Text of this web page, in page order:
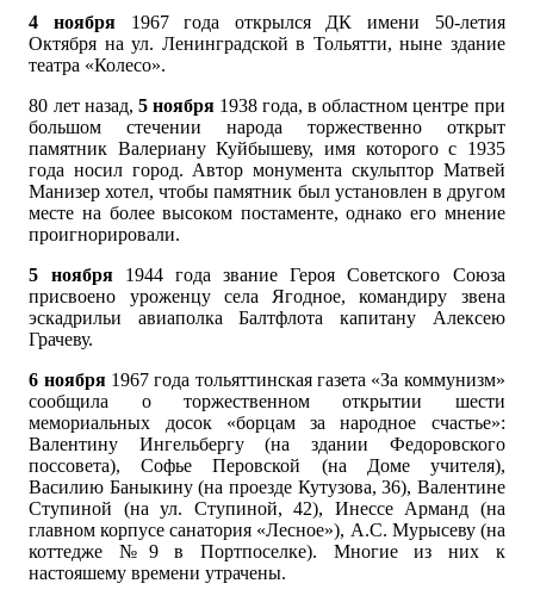
4 ноября 1967 года открылся ДК имени 50-летия
Октября на ул. Ленинградской в Тольятти, ныне здание
театра «Колесо».
80 лет назад, 5 ноября1938 года, в областном центре при
большом стечении народа торжественно открыт
памятник Валериану Куйбышеву, имя которого с 1935
года носил город. Автор монумента скульптор Матвей
Манизер хотел, чтобы памятник был установлен в другом
месте на более высоком постаменте, однако его мнение
проигнорировали.
5 ноября1944 года звание Героя Советского Союза
присвоено уроженцу села Ягодное, командиру звена
эскадрильи авиаполка Балтфлота капитану Алексею
Грачеву.
6 ноября1967 года тольяттинская газета «За коммунизм»
сообщила о торжественном открытии шести
мемориальных досок «борцам за народное счастье»:
Валентину Ингельбергу (на здании Федоровского
поссовета), Софье Перовской (на Доме учителя),
Василию Баныкину (на проезде Кутузова, 36), Валентине
Ступиной (на ул. Ступиной, 42), Инессе Арманд (на
главном корпусе санатория «Лесное»), А.С. Мурысеву (на
коттедже №9 в Портпоселке). Многие из них к
настояшему времени утрачены.